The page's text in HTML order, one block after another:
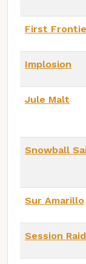
First
Implosion
Jule Malt
Snowball
Sur Amarillo
Session Raid